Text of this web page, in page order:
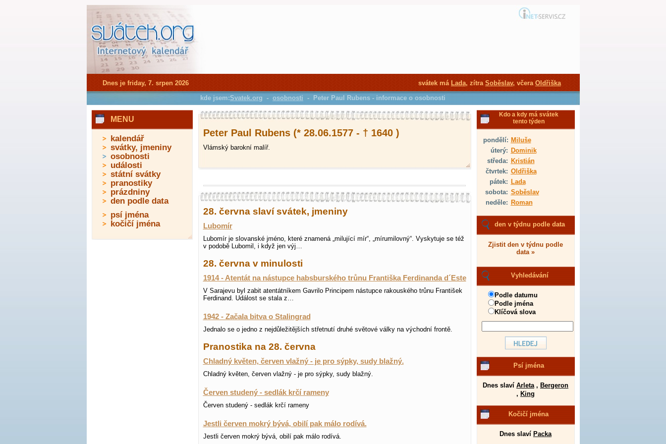
Peter Paul Rubens (* 28.06.1577 - † 1640 )
Vlámský barokní malíř.
28. června slaví svátek, jmeniny
Lubomír
Lubomír je slovanské jméno, které znamená „milující mír“, „mírumilovný“. Vyskytuje se též
v podobě Lubomil, i když jen výj…
28. června v minulosti
1914 - Atentát na nástupce habsburského trůnu Františka Ferdinanda d´Este
V Sarajevu byl zabit atentátníkem Gavrilo Principem nástupce rakouského trůnu František
Ferdinand. Událost se stala z…
1942 - Začala bitva o Stalingrad
Jednalo se o jedno z nejdůležitějších střetnutí druhé světové války na východní frontě.
Pranostika na 28. června
Chladný květen, červen vlažný - je pro sýpky, sudy blažný.
Chladný květen, červen vlažný - je pro sýpky, sudy blažný.
Červen studený - sedlák krčí rameny
Červen studený - sedlák krčí rameny
Jestli červen mokrý bývá, obilí pak málo rodívá.
Jestli červen mokrý bývá, obilí pak málo rodívá.
Kdo a kdy má svátek
tento týden
pondělí: Miluše
úterý: Dominik
středa: Kristián
čtvrtek: Oldřiška
pátek: Lada
sobota: Soběslav
neděle: Roman
den v týdnu podle data
Zjistit den v týdnu podle
data »
Vyhledávání
Podle datumu
Podle jména
Klíčová slova
Psí jména
Dnes slaví Arleta, Bergeron
, King
Kočičí jména
Dnes slaví Packa
MENU
kalendář
svátky, jmeniny
osobnosti
události
státní svátky
pranostiky
prázdniny
den podle data
psí jména
kočičí jména
Dnes je friday, 7. srpen 2026 svátek má Lada, zítra Soběslav, včera Oldřiška
kde jsem:Svatek.org - osobnosti - Peter Paul Rubens - informace o osobnosti